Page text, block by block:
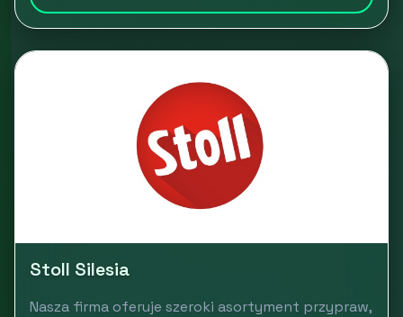
Stoll Silesia
Nasza firma oferuje szeroki asortyment przypraw,